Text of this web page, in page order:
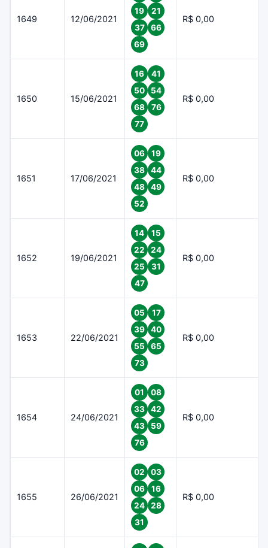
1649 12/06/2021
19
21
37
66
69
R$ 0,00
1650 15/06/2021
16
41
50
54
68
76
77
R$ 0,00
1651 17/06/2021
06
19
38
44
48
49
52
R$ 0,00
1652 19/06/2021
14
15
22
24
25
31
47
R$ 0,00
1653 22/06/2021
05
17
39
40
55
65
73
R$ 0,00
1654 24/06/2021
01
08
33
42
43
59
76
R$ 0,00
1655 26/06/2021
02
03
06
16
24
28
31
R$ 0,00